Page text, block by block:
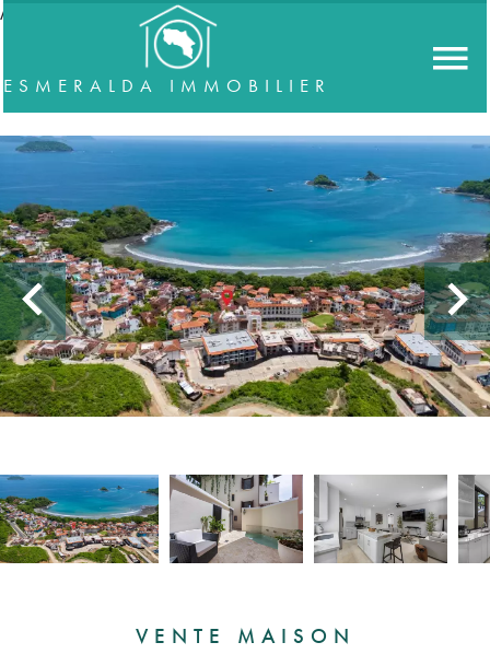
//accordeon
ESMERALDA IMMOBILIER
VENTE MAISON